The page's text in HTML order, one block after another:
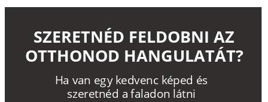
Ha van egy kedvenc képed és
szeretnéd a faladon látni
SZERETNÉD FELDOBNI AZ
OTTHONOD HANGULATÁT?